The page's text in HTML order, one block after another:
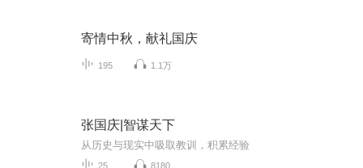
寄情中秋，献礼国庆
195 1.1万
张国庆|智谋天下
从历史与现实中吸取教训，积累经验
25 8180